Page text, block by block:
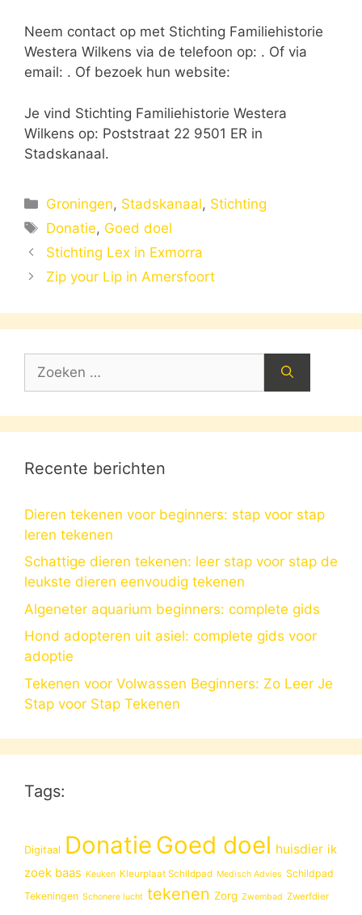
Neem contact op met Stichting Familiehistorie
Westera Wilkens via de telefoon op: . Of via
email: . Of bezoek hun website:
Je vind Stichting Familiehistorie Westera
Wilkens op: Poststraat 22 9501 ER in
Stadskanaal.
Categorieën
Groningen, Stadskanaal, Stichting
Tags
Donatie, Goed doel
Stichting Lex in Exmorra
Zip your Lip in Amersfoort
naar:
Recente berichten
Dieren tekenen voor beginners: stap voor stap
leren tekenen
Schattige dieren tekenen: leer stap voor stap de
leukste dieren eenvoudig tekenen
Algeneter aquarium beginners: complete gids
Hond adopteren uit asiel: complete gids voor
adoptie
Tekenen voor Volwassen Beginners: Zo Leer Je
Stap voor Stap Tekenen
Tags:
Digitaal Donatie Goed doel huisdier ik
zoek baas Keuken Kleurplaat Schildpad Medisch Advies Schildpad
Tekeningen Schonere lucht tekenen Zorg Zwembad Zwerfdier